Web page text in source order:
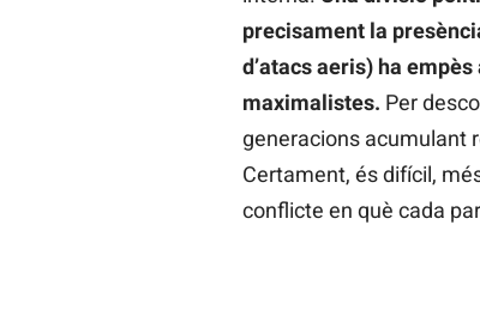
precisament la
d’atacs aeris) ha
maximalistes. Per
generacions acumulant
Certament, és difícil,
conflicte en què cada